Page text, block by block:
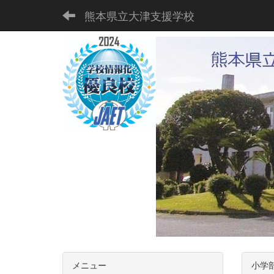
熊本県立大津支援学校
小学
メニュー